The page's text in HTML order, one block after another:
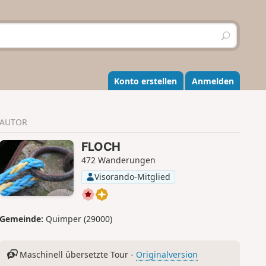
S
u
h
e
n
Konto erstellen Anmelden
AUTOR
FLOCH
472 Wanderungen
Visorando-Mitglied
Gemeinde: Quimper (29000)
Maschinell übersetzte Tour - Originalversion